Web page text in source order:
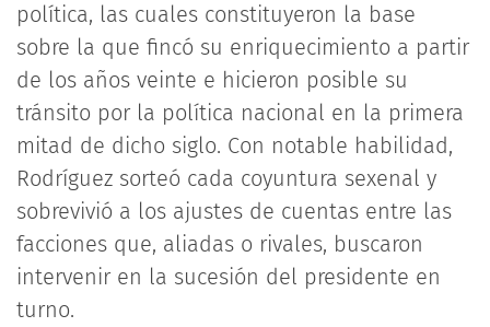
política, las cuales constituyeron la base
sobre la que fincó su enriquecimiento a partir
de los años veinte e hicieron posible su
tránsito por la política nacional en la primera
mitad de dicho siglo. Con notable habilidad,
Rodríguez sorteó cada coyuntura sexenal y
sobrevivió a los ajustes de cuentas entre las
facciones que, aliadas o rivales, buscaron
intervenir en la sucesión del presidente en
turno.